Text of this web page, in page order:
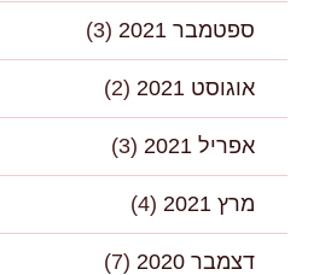
ספטמבר 2021 (3)
אוגוסט 2021 (2)
אפריל 2021 (3)
מרץ 2021 (4)
דצמבר 2020 (7)